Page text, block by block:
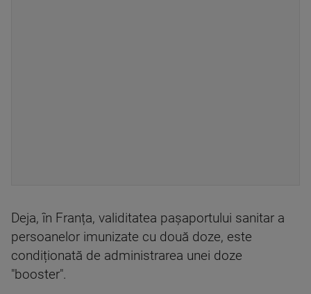
Deja, în Franța, validitatea pașaportului sanitar a
persoanelor imunizate cu două doze, este
condiționată de administrarea unei doze
"booster".